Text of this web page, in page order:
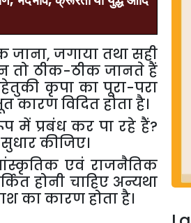
जाना, जगाया तथा सही
न तो ठीक-ठीक जानते हैं
कृपा का पूरा-परा
विदित होता है।
में प्रबंध कर पा रहे हैं?
कीजिए।
एवं राजनैतिक
होनी चाहिए अन्यथा
का कारण होता है।